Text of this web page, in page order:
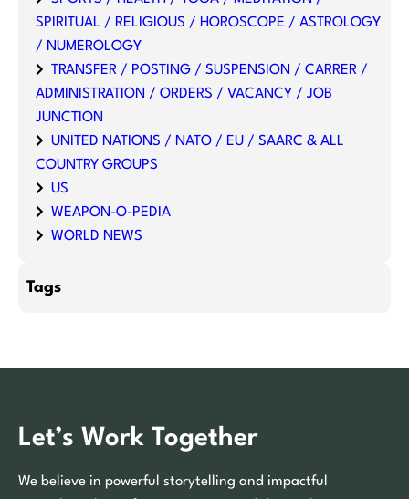
SPIRITUAL / RELIGIOUS / HOROSCOPE / ASTROLOGY
/ NUMEROLOGY
TRANSFER / POSTING / SUSPENSION / CARRER /
ADMINISTRATION / ORDERS / VACANCY / JOB
JUNCTION
UNITED NATIONS / NATO / EU / SAARC & ALL
COUNTRY GROUPS
US
WEAPON-O-PEDIA
WORLD NEWS
Tags
Let’s Work Together
We believe in powerful storytelling and impactful